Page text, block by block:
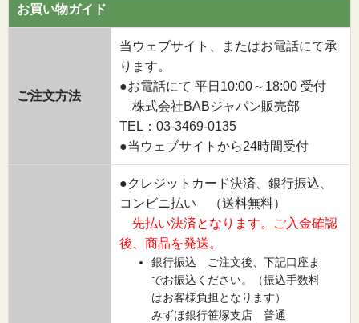
お買い物ガイド
ご注文方法
当ウェブサイト、またはお電話にて承
ります。
●お電話にて 平日10:00～18:00 受付
株式会社BABジャパン販売部
TEL：03-3469-0135
●当ウェブサイトから24時間受付
●クレジットカード決済、銀行振込、
コンビニ払い （送料無料）
先払い決済となります。ご入金確認
後、商品を発送。
銀行振込 ご注文後、下記口座ま
でお振込ください。（振込手数料
はお客様負担となります）
みずほ銀行笹塚支店 普通